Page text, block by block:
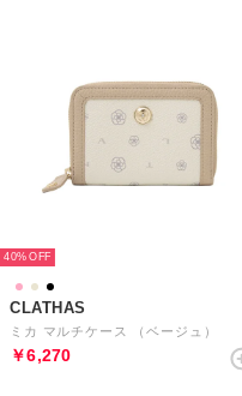
40%
CLATHAS
ミカ マルチケース （ベージュ）
￥6,270